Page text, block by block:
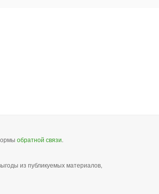
обратной связи.
из публикуемых материалов,